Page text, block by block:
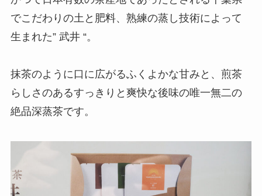
でこだわりの土と肥料、熟練の蒸し技術によって
生まれた” 武井 “。
抹茶のように口に広がるふくよかな甘みと、煎茶
らしさのあるすっきりと爽快な後味の唯一無二の
絶品深蒸茶です。